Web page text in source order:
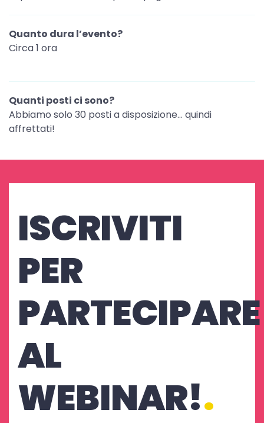
Quanto dura l’evento?
Circa 1 ora
Quanti posti ci sono?
Abbiamo solo 30 posti a disposizione… quindi
affrettati!
ISCRIVITI
PER
PARTECIPARE
AL
WEBINAR!